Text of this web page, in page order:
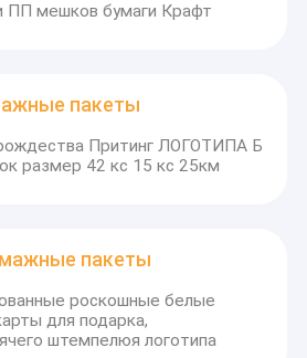
ПП мешков бумаги Крафт
пакеты
Притинг ЛОГОТИПА Б
размер 42 кс 15 кс 25км
пакеты
роскошные белые
для подарка,
штемпелюя логотипа